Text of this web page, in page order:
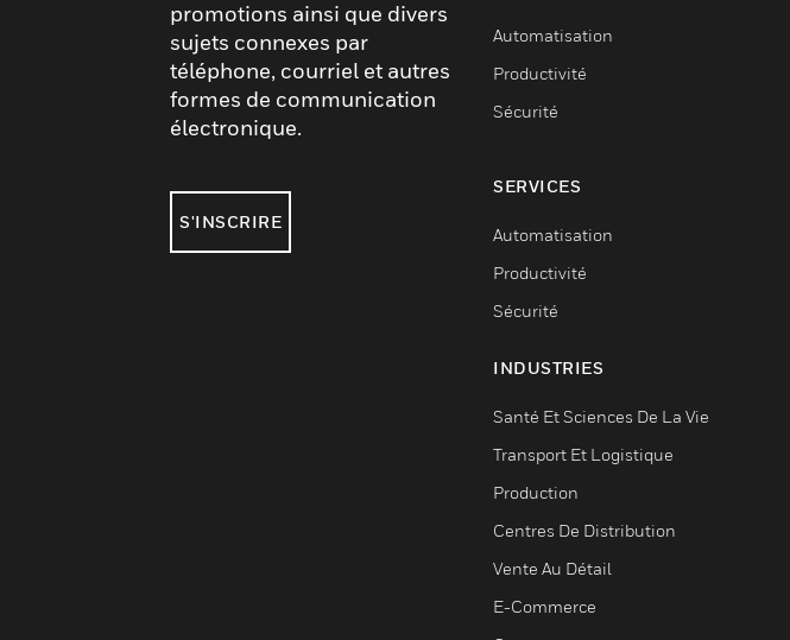
promotions ainsi que divers
sujets connexes par
téléphone, courriel et autres
formes de communication
électronique.
S'INSCRIRE
Automatisation
Productivité
Sécurité
SERVICES
Automatisation
Productivité
Sécurité
INDUSTRIES
Santé Et Sciences De La Vie
Transport Et Logistique
Production
Centres De Distribution
Vente Au Détail
E-Commerce